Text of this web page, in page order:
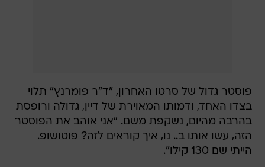
פוסטר גדול של סרטו האחרון, "ד"ר פומרנץ" תלוי
בצדו האחד, ודמותו המאוירת של דיין, גדולה ורופסת
בהרבה מהיום, נשקפת משם. "אני אוהב את הפוסטר
הזה, עשו אותו ב.. נו, איך קוראים לזה? פוטושופ.
הייתי שם 130 קילו".